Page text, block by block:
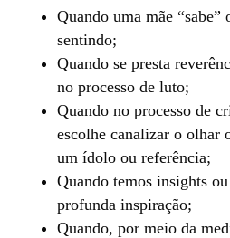
Quando uma mãe
sentindo;
Quando se presta
no processo de luto;
Quando no processo de
escolhe canalizar o olhar
um ídolo ou referência;
Quando temos insights
profunda inspiração;
Quando, por meio da